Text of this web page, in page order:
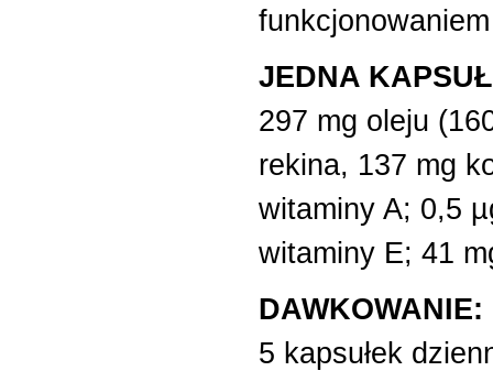
JEDNA
297 mg oleju
rekina, 137 mg
witaminy A; 0,5
witaminy E; 41
DAWKOWANIE:
5 kapsułek